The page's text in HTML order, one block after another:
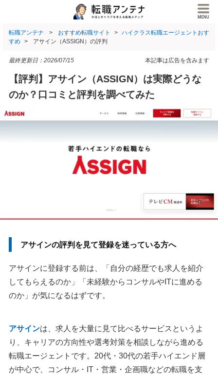
転職アンテナ おすすめ転職サイト
ハイクラス転職エージェントおす
すめ
アサイン（ASSIGN）の評判
本記事は広告を含みます
最終更新日： 2026/07/15
【評判】アサイン（ASSIGN）は実際どうな
のか？口コミと評判を調べてみた
アサインの評判を見て登録を迷っている方へ
アサインに登録する前は、「自分の経歴でも求人を紹介
してもらえるのか」「未経験からコンサルやITに進める
のか」が気になるはずです。
アサインは、求人を大量に見て比べるサービスというよ
り、キャリアの方向性や選考対策を相談しながら進める
転職エージェントです。20代・30代の若手ハイエンド層
が中心で、コンサル・IT・営業・企画職などの転職を支